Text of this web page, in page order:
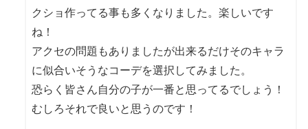
クショ作ってる事も多くなりました。楽しいです
ね！
アクセの問題もありましたが出来るだけそのキャラ
に似合いそうなコーデを選択してみました。
恐らく皆さん自分の子が一番と思ってるでしょう！
むしろそれで良いと思うのです！